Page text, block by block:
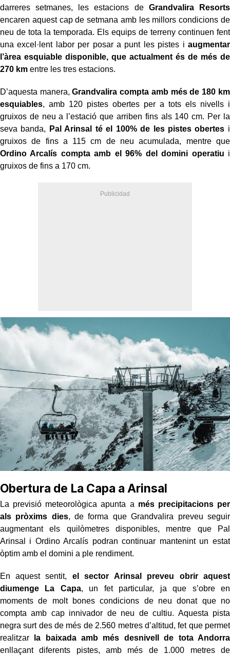
darreres setmanes, les estacions de Grandvalira Resorts
encaren aquest cap de setmana amb les millors condicions de
neu de tota la temporada. Els equips de terreny continuen fent
una excel·lent labor per posar a punt les pistes i augmentar
l’àrea esquiable disponible, que actualment és de més de
270 km entre les tres estacions.
D’aquesta manera,Grandvalira compta amb més de 180 km
esquiables, amb 120 pistes obertes per a tots els nivells i
gruixos de neu a l’estació que arriben fins als 140 cm. Per la
seva banda,
Pal Arinsal té el 100% de les pistes obertes i
gruixos de fins a 115 cm de neu acumulada, mentre que
Ordino Arcalís compta amb el 96% del domini operatiu i
gruixos de fins a 170 cm.
Obertura de La Capa a Arinsal
La previsió meteorològica apunta a més precipitacions per
als pròxims dies, de forma que Grandvalira preveu seguir
augmentant els quilòmetres disponibles, mentre que Pal
Arinsal i Ordino Arcalís podran continuar mantenint un estat
òptim amb el domini a ple rendiment.
En aquest sentit, el sector Arinsal preveu obrir aquest
diumenge La Capa, un fet particular, ja que s’obre en
moments de molt bones condicions de neu donat que no
compta amb cap innivador de neu de cultiu. Aquesta pista
negra surt des de més de 2.560 metres d’altitud, fet que permet
realitzar
la baixada amb més desnivell de tota Andorra
enllaçant diferents pistes, amb més de 1.000 metres de